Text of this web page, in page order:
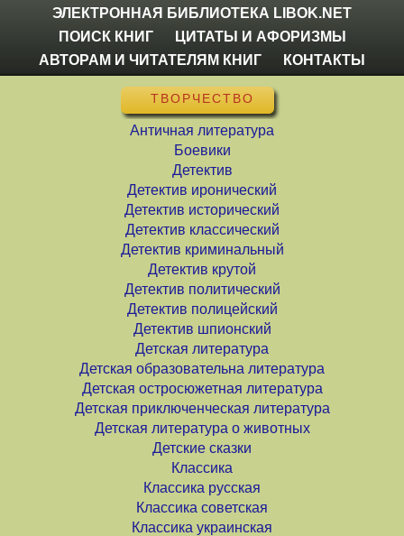
ЭЛЕКТРОННАЯ БИБЛИОТЕКА LIBOK.NET
ПОИСК КНИГ
ЦИТАТЫ И АФОРИЗМЫ
АВТОРАМ И ЧИТАТЕЛЯМ КНИГ
КОНТАКТЫ
ТВОРЧЕСТВО
Античная литература
Боевики
Детектив
Детектив иронический
Детектив исторический
Детектив классический
Детектив криминальный
Детектив крутой
Детектив политический
Детектив полицейский
Детектив шпионский
Детская литература
Детская образовательна литература
Детская остросюжетная литература
Детская приключенческая литература
Детская литература о животных
Детские сказки
Классика
Классика русская
Классика советская
Классика украинская